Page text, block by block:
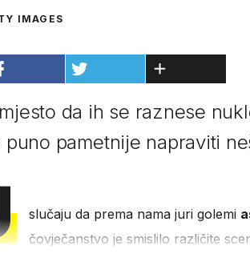
IMAGES
da ih se raznese
puno pametnije napraviti
slučaju da prema nama juri golemi
čovječanstvo je smislilo različite